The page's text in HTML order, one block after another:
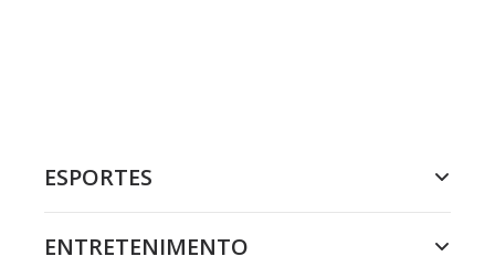
ESPORTES
ENTRETENIMENTO